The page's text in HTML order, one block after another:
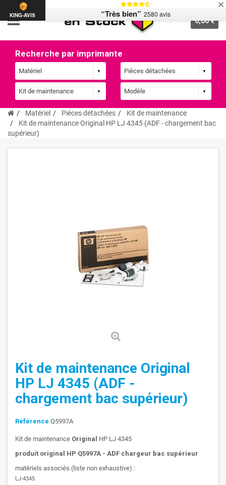
0,00 €
Recherche par imprimante
Matériel Pièces détachées
Kit de maintenance
Kit de maintenance Original HP LJ 4345 (ADF - chargement bac
supérieur)
Kit de maintenance Original
HP LJ 4345 (ADF -
chargement bac supérieur)
Référence Q5997A
Kit de maintenance Original HP LJ 4345
produit original HP Q5997A - ADF chargeur bac supérieur
matériels associés (liste non exhaustive) :
LJ-4345
KING-AVIS “Très bien” 2580 avis